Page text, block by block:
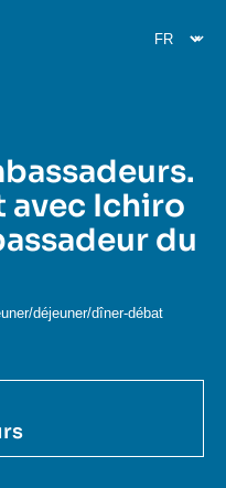
avec Ichiro
du
déjeuner/dîner-débat